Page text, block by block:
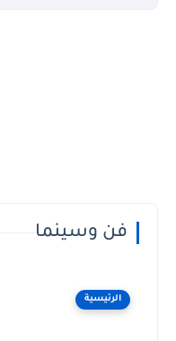
فن وسينما
الرئيسية